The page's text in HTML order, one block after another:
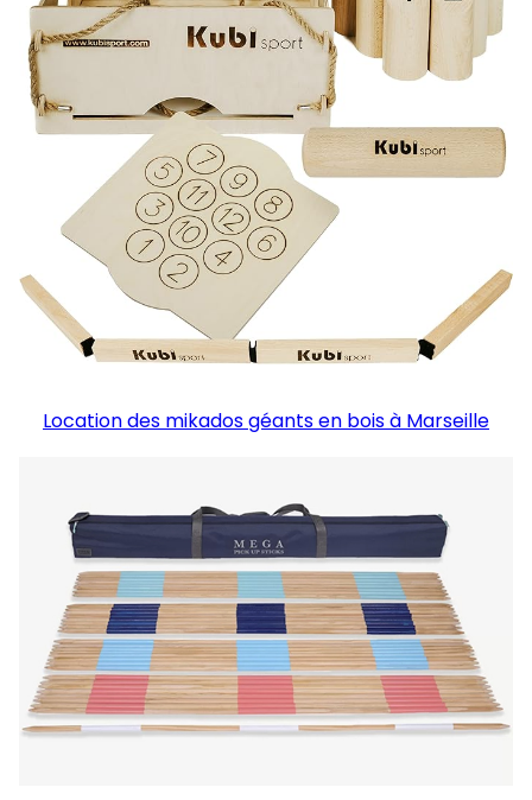
Location des mikados géants en bois à Marseille